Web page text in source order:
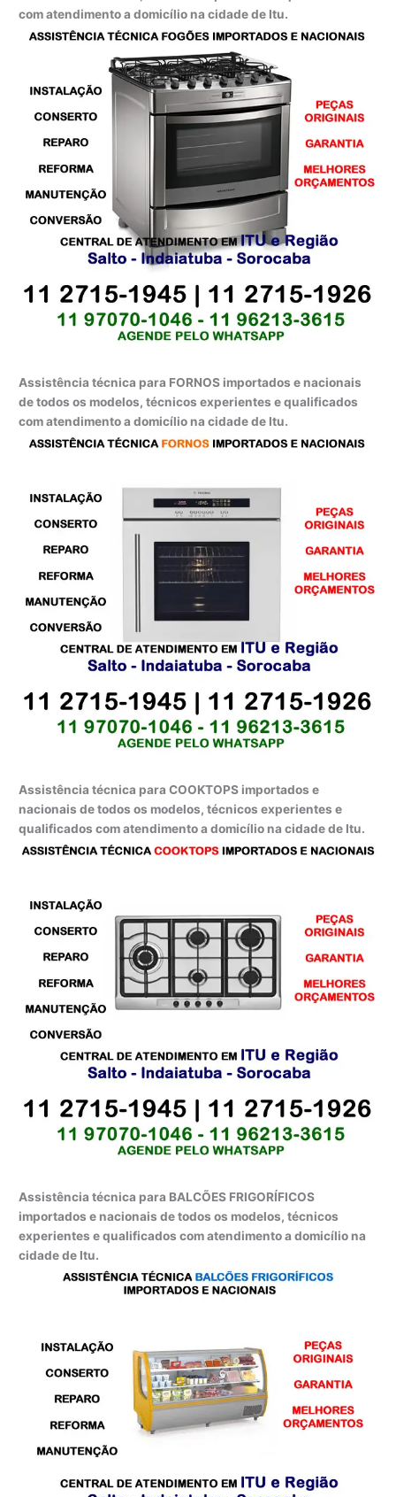
com atendimento a domicílio na cidade de Itu.
Assistência técnica para FORNOS importados e nacionais
de todos os modelos, técnicos experientes e qualificados
com atendimento a domicílio na cidade de Itu.
Assistência técnica para COOKTOPS importados e
nacionais de todos os modelos, técnicos experientes e
qualificados com atendimento a domicílio na cidade de Itu.
Assistência técnica para BALCÕES FRIGORÍFICOS
importados e nacionais de todos os modelos, técnicos
experientes e qualificados com atendimento a domicílio na
cidade de Itu.